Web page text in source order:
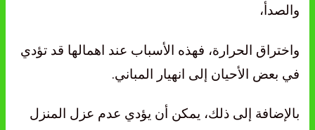
والصدأ،
واختراق الحرارة، فهذه الأسباب عند اهمالها قد تؤدي
في بعض الأحيان إلى انهيار المباني.
بالإضافة إلى ذلك، يمكن أن يؤدي عدم عزل المنزل